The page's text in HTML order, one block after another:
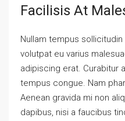
Facilisis At
Nullam tempus
volutpat eu varius
adipiscing erat. Curabitur
tempus congue. Nam
Aenean gravida mi non
dapibus, nisi a faucibus